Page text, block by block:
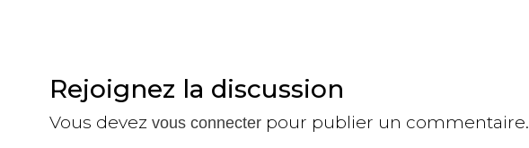
Rejoignez la discussion
Vous devez vous connecter pour publier un commentaire.